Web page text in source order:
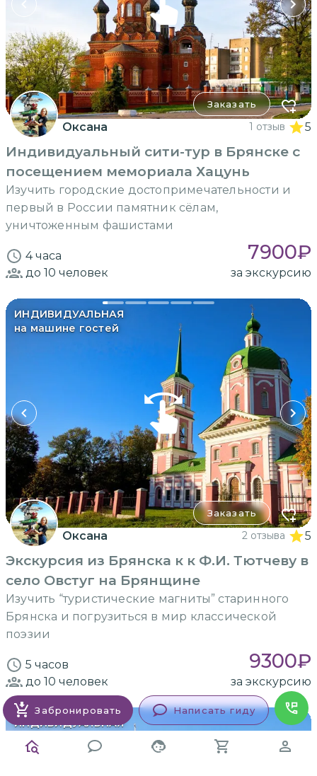
Заказать
Оксана 1 отзыв 5
Индивидуальный сити-тур в Брянске с
посещением мемориала Хацунь
Изучить городские достопримечательности и
первый в России памятник сёлам,
уничтоженным фашистами
4 часа 7900₽
до 10 человек за экскурсию
ИНДИВИДУАЛЬНАЯ
на машине гостей
Заказать
Оксана 2 отзыва 5
Экскурсия из Брянска к к Ф.И. Тютчеву в
село Овстуг на Брянщине
Изучить “туристические магниты” старинного
Брянска и погрузиться в мир классической
поэзии
5 часов 9300₽
до 10 человек за экскурсию
ИНДИВИДУАЛЬНАЯ
на машине гостей
Забронировать Написать гиду